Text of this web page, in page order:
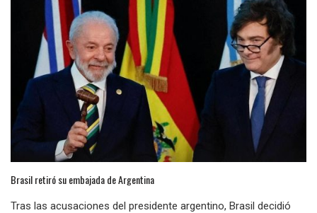
Brasil retiró su embajada de Argentina
Tras las acusaciones del presidente argentino, Brasil decidió